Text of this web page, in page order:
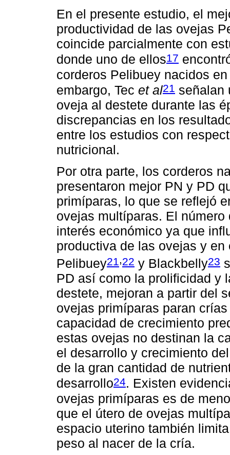
En el presente estudio, el
productividad de las ovejas
coincide parcialmente con
donde uno de ellos17
corderos Pelibuey nacidos
embargo, Tec et al21 señalan
oveja al destete durante las
discrepancias en los
entre los estudios con
nutricional.
Por otra parte, los corderos
presentaron mejor PN y PD
primíparas, lo que se reflejó
ovejas multíparas. El
interés económico ya que
productiva de las ovejas y
Pelibuey21,22 y Blackbelly23
PD así como la prolificidad y
destete, mejoran a partir del
ovejas primíparas paran
capacidad de crecimiento
estas ovejas no destinan la
el desarrollo y crecimiento
de la gran cantidad de
desarrollo24. Existen
ovejas primíparas es de
que el útero de ovejas
espacio uterino también
peso al nacer de la cría.